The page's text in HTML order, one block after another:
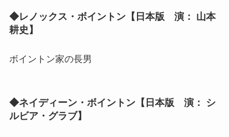
◆レノックス・ボイントン【日本版 演： 山本
耕史】
ボイントン家の長男
◆ネイディーン・ボイントン【日本版 演： シ
ルビア・グラブ】